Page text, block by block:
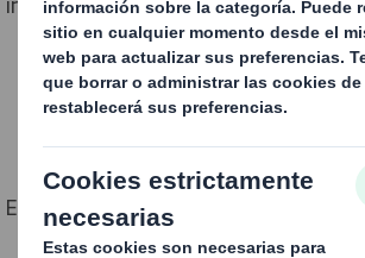
Entre las tendencias para 2020